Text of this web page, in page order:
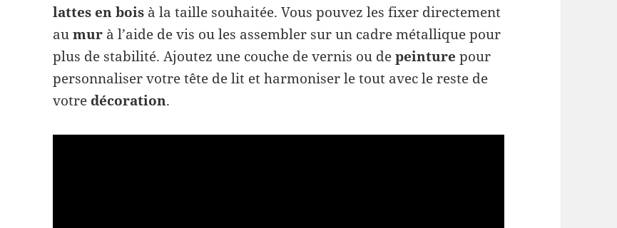
lattes en bois à la taille souhaitée. Vous pouvez les fixer directement
aumur à l’aide de vis ou les assembler sur un cadre métallique pour
plus de stabilité. Ajoutez une couche de vernis ou depeinture pour
personnaliser votre tête de lit et harmoniser le tout avec le reste de
votre décoration.